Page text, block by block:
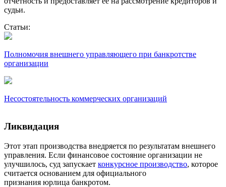
судьи.
Статьи:
Полномочия внешнего управляющего при банкротстве
организации
Несостоятельность коммерческих организаций
Ликвидация
Этот этап производства внедряется по результатам внешнего
управления. Если финансовое состояние организации не
улучшилось, суд запускает конкурсное производство, которое
считается основанием для официального
признания юрлица банкротом.